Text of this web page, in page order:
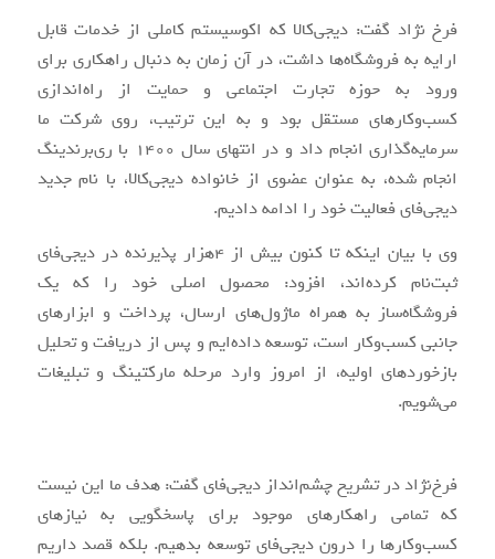
فرخ نژاد گفت: دیجی‌کالا که اکوسیستم کاملی از خدمات قابل
ارایه به فروشگاه‌ها داشت، در آن زمان به دنبال راهکاری برای
ورود به حوزه تجارت اجتماعی و حمایت از راه‌اندازی
کسب‌وکارهای مستقل بود و به این ترتیب، روی شرکت ما
سرمایه‌گذاری انجام داد و در انتهای سال 1400 با ری‌برندینگ
انجام شده، به عنوان عضوی از خانواده دیجی‌کالا، با نام جدید
دیجی‌فای فعالیت خود را ادامه دادیم.
وی با بیان اینکه تا کنون بیش از 4هزار پذیرنده در دیجی‌فای
ثبت‌نام کرده‌اند، افزود: محصول اصلی خود را که یک
فروشگاه‌ساز به همراه ماژول‌های ارسال، پرداخت و ابزارهای
جانبی کسب‌وکار است، توسعه داده‌ایم و پس از دریافت و تحلیل
بازخوردهای اولیه، از امروز وارد مرحله مارکتینگ و تبلیغات
می‌شویم.
فرخ‌نژاد در تشریح چشم‌انداز دیجی‌فای گفت: هدف ما این نیست
که تمامی راهکارهای موجود برای پاسخگویی به نیازهای
کسب‌وکارها را درون دیجی‌فای توسعه بدهیم. بلکه قصد داریم